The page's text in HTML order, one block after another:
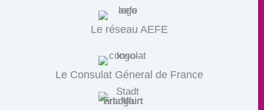
Le réseau AEFE
Le Consulat Géneral de France